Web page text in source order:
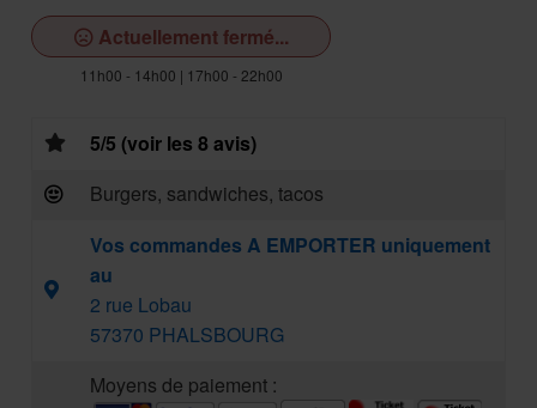
Actuellement fermé...
11h00 - 14h00 | 17h00 - 22h00
5/5 (voir les 8 avis)
Burgers, sandwiches, tacos
Vos commandes A EMPORTER uniquement
au
2 rue Lobau
57370 PHALSBOURG
Moyens de paiement :